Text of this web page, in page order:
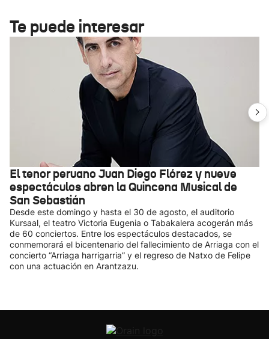
Te puede interesar
El tenor peruano Juan Diego Flórez y nueve
espectáculos abren la Quincena Musical de
San Sebastián
Desde este domingo y hasta el 30 de agosto, el auditorio
Kursaal, el teatro Victoria Eugenia o Tabakalera acogerán más
de 60 conciertos. Entre los espectáculos destacados, se
conmemorará el bicentenario del fallecimiento de Arriaga con el
concierto “Arriaga harrigarria” y el regreso de Natxo de Felipe
con una actuación en Arantzazu.